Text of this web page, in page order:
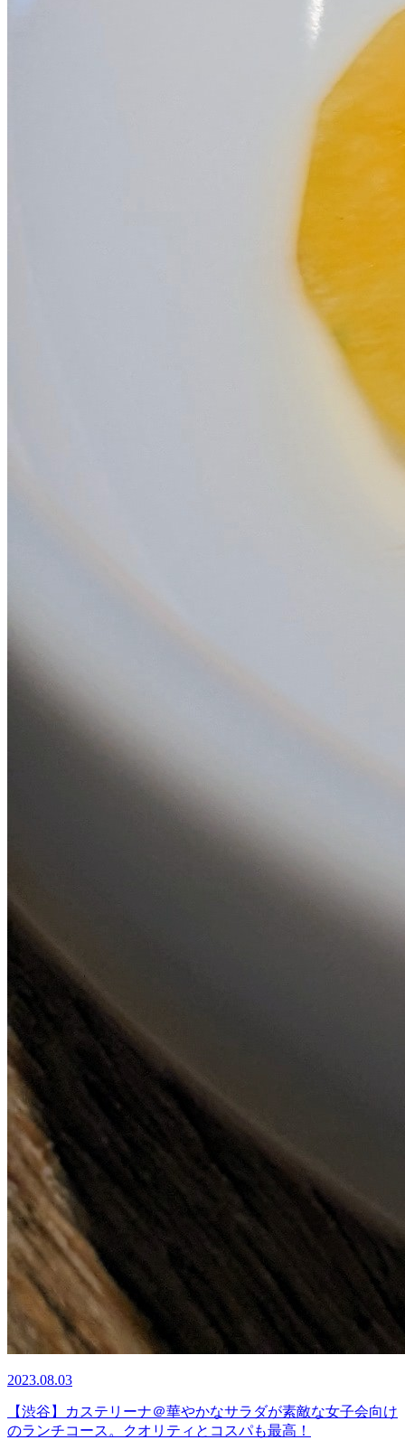
2023.08.03
【渋谷】カステリーナ＠華やかなサラダが素敵な女子会向け
のランチコース。クオリティとコスパも最高！